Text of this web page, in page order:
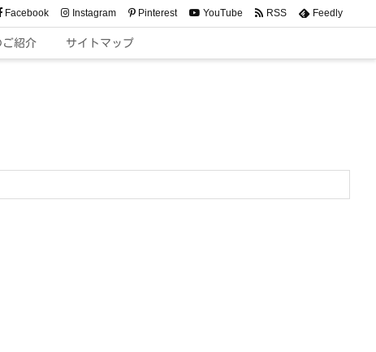
ご紹介 サイトマップ
Facebook Instagram Pinterest YouTube RSS Feedly